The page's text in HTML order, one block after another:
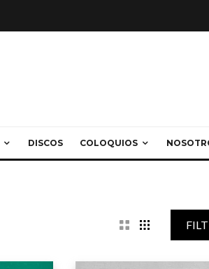
DISCOS COLOQUIOS